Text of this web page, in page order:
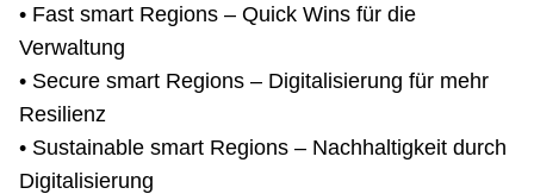
• Fast smart Regions – Quick Wins für die
Verwaltung
• Secure smart Regions – Digitalisierung für mehr
Resilienz
• Sustainable smart Regions – Nachhaltigkeit durch
Digitalisierung